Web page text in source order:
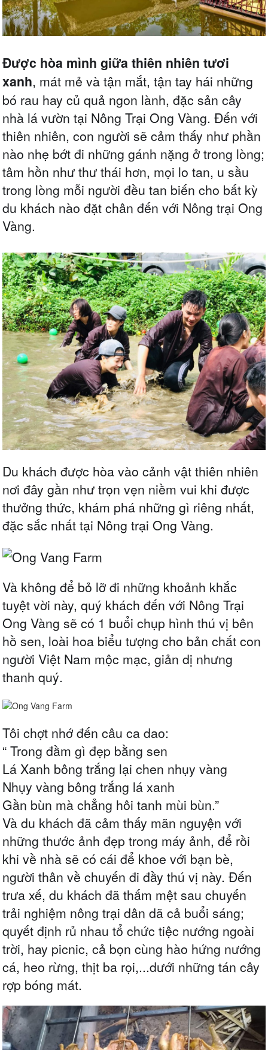
Được hòa mình giữa thiên nhiên tươi
xanh, mát mẻ và tận mắt, tận tay hái những
bó rau hay củ quả ngon lành, đặc sản cây
nhà lá vườn tại Nông Trại Ong Vàng. Đến với
thiên nhiên, con người sẽ cảm thấy như phần
nào nhẹ bớt đi những gánh nặng ở trong lòng;
tâm hồn như thư thái hơn, mọi lo tan, u sầu
trong lòng mỗi người đều tan biến cho bất kỳ
du khách nào đặt chân đến với Nông trại Ong
Vàng.
Du khách được hòa vào cảnh vật thiên nhiên
nơi đây gần như trọn vẹn niềm vui khi được
thưởng thức, khám phá những gì riêng nhất,
đặc sắc nhất tại Nông trại Ong Vàng.
Và không để bỏ lỡ đi những khoảnh khắc
tuyệt vời này, quý khách đến với Nông Trại
Ong Vàng sẽ có 1 buổi chụp hình thú vị bên
hồ sen, loài hoa biểu tượng cho bản chất con
người Việt Nam mộc mạc, giản dị nhưng
thanh quý.
Tôi chợt nhớ đến câu ca dao:
“ Trong đầm gì đẹp bằng sen
Lá Xanh bông trắng lại chen nhụy vàng
Nhụy vàng bông trắng lá xanh
Gần bùn mà chẳng hôi tanh mùi bùn.”
Và du khách đã cảm thấy mãn nguyện với
những thước ảnh đẹp trong máy ảnh, để rồi
khi về nhà sẽ có cái để khoe với bạn bè,
người thân về chuyến đi đầy thú vị này. Đến
trưa xế, du khách đã thấm mệt sau chuyến
trải nghiệm nông trại dân dã cả buổi sáng;
quyết định rủ nhau tổ chức tiệc nướng ngoài
trời, hay picnic, cả bọn cùng hào hứng nướng
cá, heo rừng, thịt ba rọi,...dưới những tán cây
rợp bóng mát.